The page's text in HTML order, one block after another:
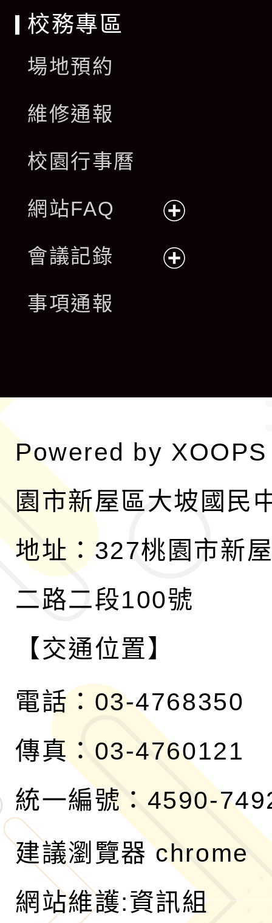
校務專區
場地預約
維修通報
校園行事曆
網站FAQ
開
會議記錄
單
事項通報
Powered by XOOPS
園市新屋區大坡國民
地址：327桃園市新
二路二段100號
【交通位置】
電話：03-4768350
傳真：03-4760121
統一編號：4590-
建議瀏覽器 chrome
網站維護:資訊組